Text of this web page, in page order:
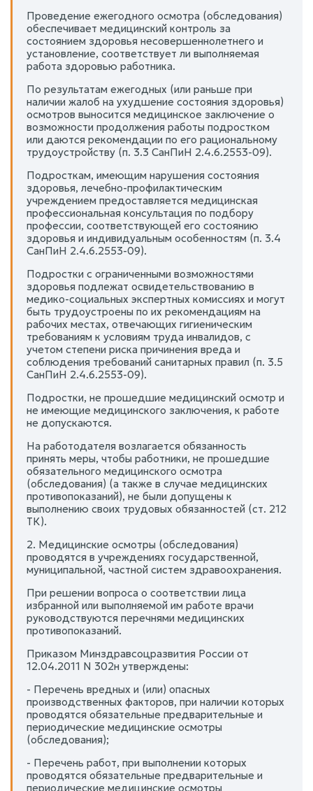
Проведение ежегодного осмотра (обследования)
обеспечивает медицинский контроль за
состоянием здоровья несовершеннолетнего и
установление, соответствует ли выполняемая
работа здоровью работника.
По результатам ежегодных (или раньше при
наличии жалоб на ухудшение состояния здоровья)
осмотров выносится медицинское заключение о
возможности продолжения работы подростком
или даются рекомендации по его рациональному
трудоустройству (п. 3.3 СанПиН 2.4.6.2553-09).
Подросткам, имеющим нарушения состояния
здоровья, лечебно-профилактическим
учреждением предоставляется медицинская
профессиональная консультация по подбору
профессии, соответствующей его состоянию
здоровья и индивидуальным особенностям (п. 3.4
СанПиН 2.4.6.2553-09).
Подростки с ограниченными возможностями
здоровья подлежат освидетельствованию в
медико-социальных экспертных комиссиях и могут
быть трудоустроены по их рекомендациям на
рабочих местах, отвечающих гигиеническим
требованиям к условиям труда инвалидов, с
учетом степени риска причинения вреда и
соблюдения требований санитарных правил (п. 3.5
СанПиН 2.4.6.2553-09).
Подростки, не прошедшие медицинский осмотр и
не имеющие медицинского заключения, к работе
не допускаются.
На работодателя возлагается обязанность
принять меры, чтобы работники, не прошедшие
обязательного медицинского осмотра
(обследования) (а также в случае медицинских
противопоказаний), не были допущены к
выполнению своих трудовых обязанностей (ст. 212
ТК).
2. Медицинские осмотры (обследования)
проводятся в учреждениях государственной,
муниципальной, частной систем здравоохранения.
При решении вопроса о соответствии лица
избранной или выполняемой им работе врачи
руководствуются перечнями медицинских
противопоказаний.
Приказом Минздравсоцразвития России от
12.04.2011 N 302н утверждены:
- Перечень вредных и (или) опасных
производственных факторов, при наличии которых
проводятся обязательные предварительные и
периодические медицинские осмотры
(обследования);
- Перечень работ, при выполнении которых
проводятся обязательные предварительные и
периодические медицинские осмотры